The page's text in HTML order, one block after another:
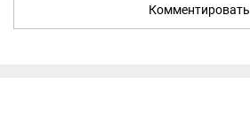
Комментировать